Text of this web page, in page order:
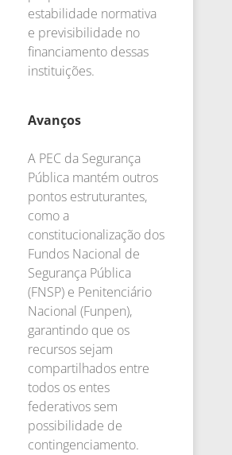
estabilidade normativa
e previsibilidade no
financiamento dessas
instituições.
Avanços
A PEC da Segurança
Pública mantém outros
pontos estruturantes,
como a
constitucionalização dos
Fundos Nacional de
Segurança Pública
(FNSP) e Penitenciário
Nacional (Funpen),
garantindo que os
recursos sejam
compartilhados entre
todos os entes
federativos sem
possibilidade de
contingenciamento.